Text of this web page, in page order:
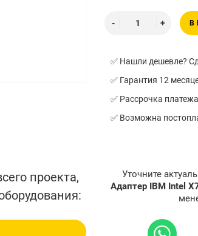
В
✅ Нашли дешевле?
✅ Гарантия 12
✅ Рассрочка
✅ Возможна
проекта,
Уточните
Адаптер IBM Intel